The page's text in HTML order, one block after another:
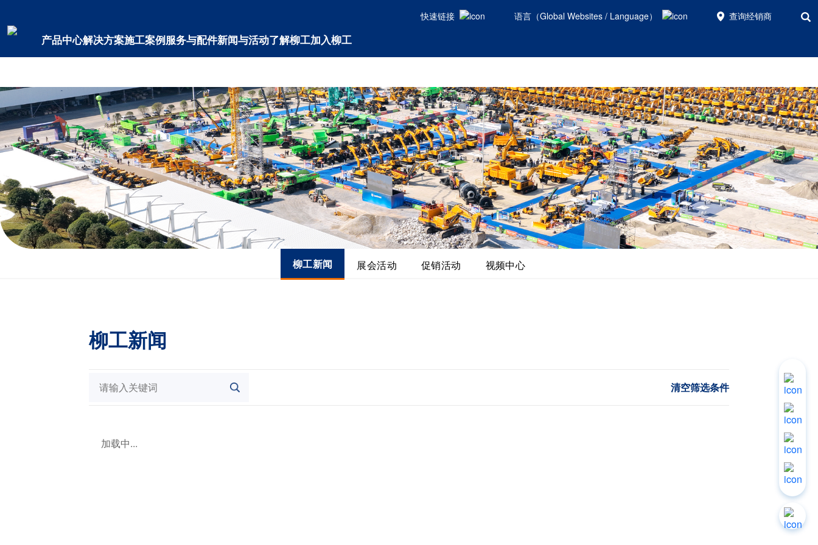
产品中心解决方案施工案例服务与配件新闻与活动了解柳工加入柳工
快速链接 语言（Global Websites / Language） 查询经销商
立即
询价
人工
服务
联系
电话
柳工
商城
柳工新闻 展会活动 促销活动 视频中心
柳工新闻
清空筛选条件
加载中...